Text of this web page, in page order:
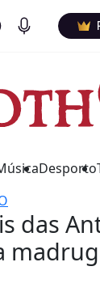
Podcasts
Desporto
das